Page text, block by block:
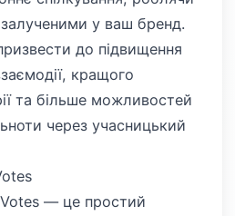
залученими у ваш бренд.
до підвищення
кращого
та більше можливостей
через учасницький
— це простий